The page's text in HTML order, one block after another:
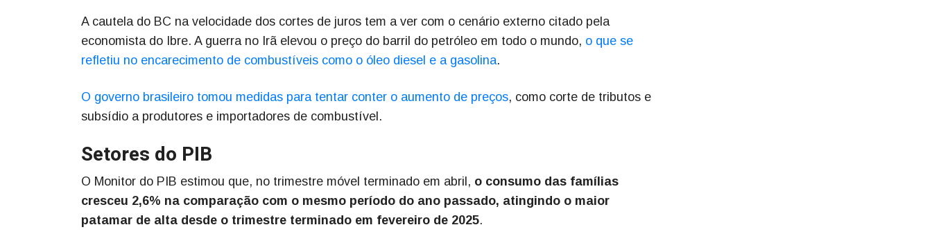
A cautela do BC na velocidade dos cortes de juros tem a ver com o cenário externo citado pela
economista do Ibre. A guerra no Irã elevou o preço do barril do petróleo em todo o mundo, o que se
refletiu no encarecimento de combustíveis como o óleo diesel e a gasolina.
O governo brasileiro tomou medidas para tentar conter o aumento de preços, como corte de tributos e
subsídio a produtores e importadores de combustível.
Setores do PIB
O Monitor do PIB estimou que, no trimestre móvel terminado em abril, o consumo das famílias
cresceu 2,6% na comparação com o mesmo período do ano passado, atingindo o maior
patamar de alta desde o trimestre terminado em fevereiro de 2025.